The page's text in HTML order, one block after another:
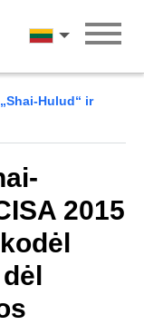
Lietuvių
Hulud“ ir
2015